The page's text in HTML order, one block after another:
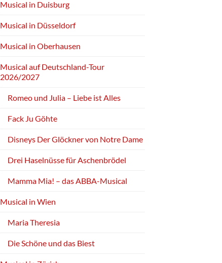
Musical in Duisburg
Musical in Düsseldorf
Musical in Oberhausen
Musical auf Deutschland-Tour
2026/2027
Romeo und Julia – Liebe ist Alles
Fack Ju Göhte
Disneys Der Glöckner von Notre Dame
Drei Haselnüsse für Aschenbrödel
Mamma Mia! – das ABBA-Musical
Musical in Wien
Maria Theresia
Die Schöne und das Biest